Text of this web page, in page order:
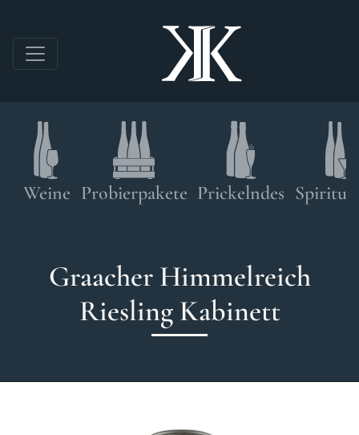
Shop navigation
Weine Probierpakete Prickelndes
Graacher Himmelreich
Riesling Kabinett